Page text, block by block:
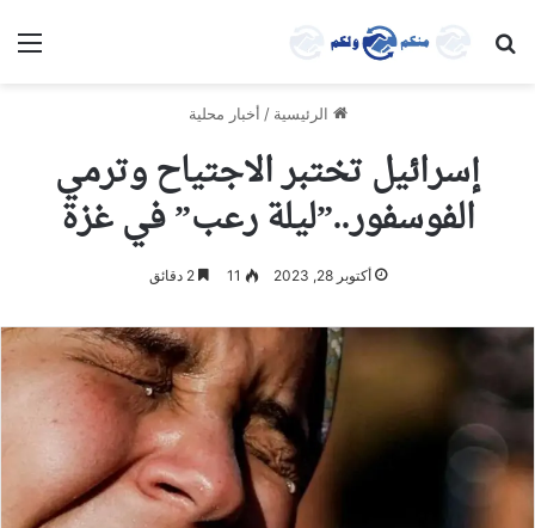
بحث عن
الرئيسية / أخبار محلية
إسرائيل تختبر الاجتياح وترمي
الفوسفور..”ليلة رعب” في غزة
أكتوبر 28, 2023 11 2 دقائق